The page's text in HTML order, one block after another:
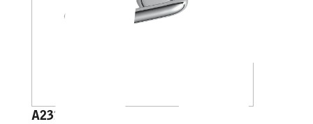
A23250